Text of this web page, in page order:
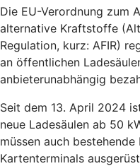
Die EU-Verordnung zum
alternative Kraftstoffe
Regulation, kurz: AFIR)
an öffentlichen
anbieterunabhängig
Seit dem 13. April 2024
neue Ladesäulen ab 50
müssen auch
Kartenterminals